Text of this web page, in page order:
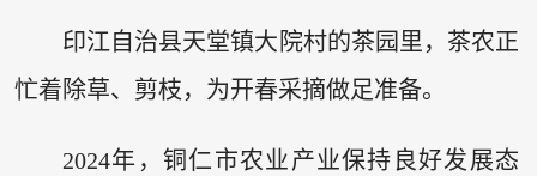
印江自治县天堂镇大院村的茶园里，茶农正
忙着除草、剪枝，为开春采摘做足准备。
2024年，铜仁市农业产业保持良好发展态